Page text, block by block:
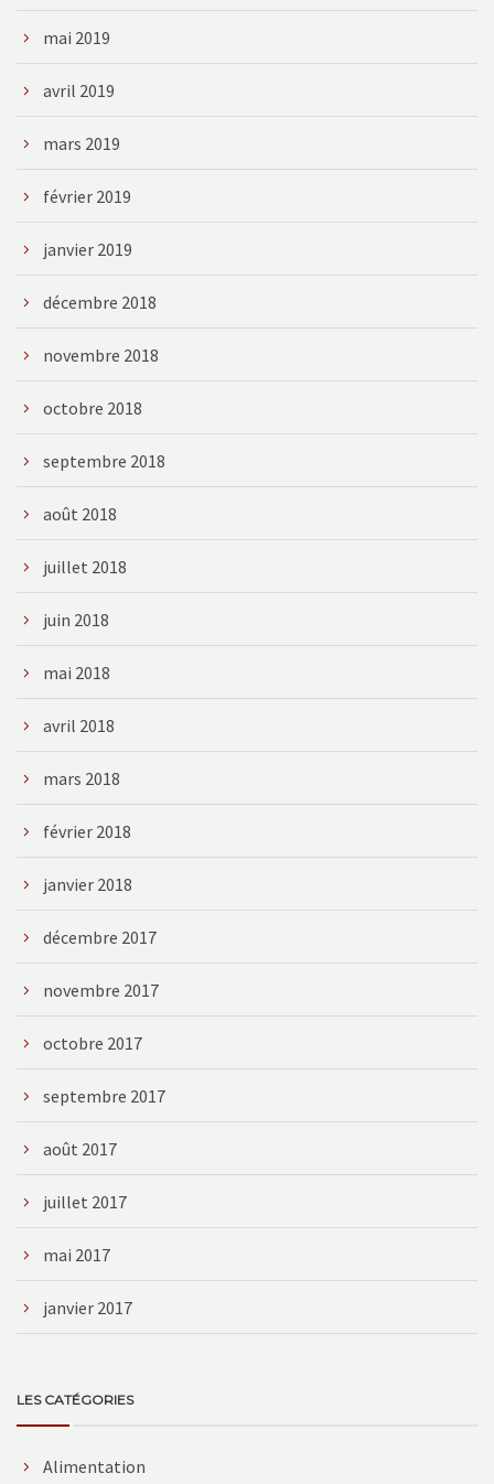
mai 2019
avril 2019
mars 2019
février 2019
janvier 2019
décembre 2018
novembre 2018
octobre 2018
septembre 2018
août 2018
juillet 2018
juin 2018
mai 2018
avril 2018
mars 2018
février 2018
janvier 2018
décembre 2017
novembre 2017
octobre 2017
septembre 2017
août 2017
juillet 2017
mai 2017
janvier 2017
LES CATÉGORIES
Alimentation